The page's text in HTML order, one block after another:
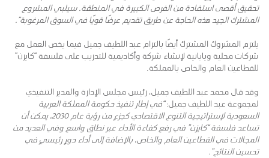
تحقيق أقصى استفادة من الفرص الكبيرة في المنطقة. سيلبي المشروع
المشترك الجيد هذه الحاجة عن طريق تقديم عرضًا قويًا في السوق المرغوبة”.
يلتزم المشروك المشترك أيضًا بالتزام عبد اللطيف جميل فيما يخص العمل مع
شركات محلية ويابانية لإنشاء شركة وأكاديمية للتدريب على فلسفة “كايزن”
للقطاعين العام والخاص بالمملكة.
وقد قال محمد عبد اللطيف جميل، رئيس مجلس الإدارة والمدير التنفيذي
لمجموعة عبد اللطيف جميل:“في إطار تنفيذ حكومة المملكة العربية
السعودية لإستراتيجية التنوع الاقتصادي كجزءٍ من رؤية عام2030، يمكن أن
تساعد فلسفة “كايزن” في رفع كفاءة الأداء عبر نطاق واسع وفي العديد من
المجالات في القطاعين العام والخاص، بالإضافة إلى أداء دورٍ رئيسيٍ في
تحسين النتائج”.